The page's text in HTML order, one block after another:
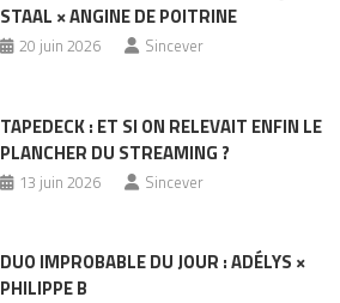
STAAL × ANGINE DE POITRINE
20 juin 2026 Sincever
TAPEDECK : ET SI ON RELEVAIT ENFIN LE
PLANCHER DU STREAMING ?
13 juin 2026 Sincever
DUO IMPROBABLE DU JOUR : ADÉLYS ×
PHILIPPE B